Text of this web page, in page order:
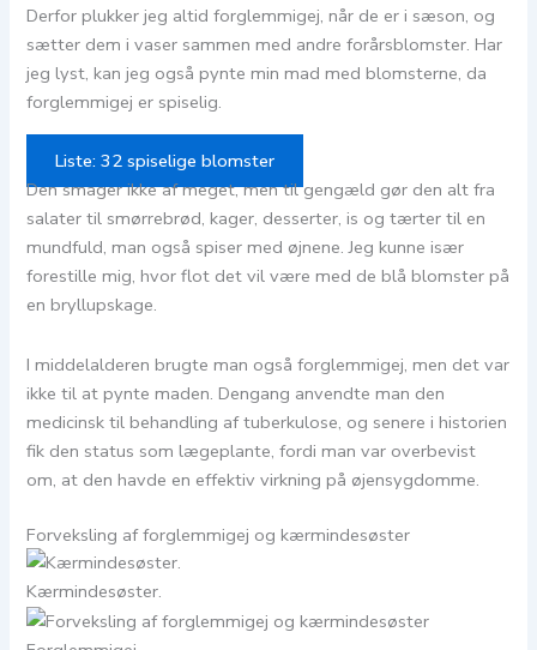
Derfor plukker jeg altid forglemmigej, når de er i sæson, og
sætter dem i vaser sammen med andre forårsblomster. Har
jeg lyst, kan jeg også pynte min mad med blomsterne, da
forglemmigej er spiselig.
Liste: 32 spiselige blomster
Den smager ikke af meget, men til gengæld gør den alt fra
salater til smørrebrød, kager, desserter, is og tærter til en
mundfuld, man også spiser med øjnene. Jeg kunne især
forestille mig, hvor flot det vil være med de blå blomster på
en bryllupskage.
I middelalderen brugte man også forglemmigej, men det var
ikke til at pynte maden. Dengang anvendte man den
medicinsk til behandling af tuberkulose, og senere i historien
fik den status som lægeplante, fordi man var overbevist
om, at den havde en effektiv virkning på øjensygdomme.
Forveksling af forglemmigej og kærmindesøster
Kærmindesøster.